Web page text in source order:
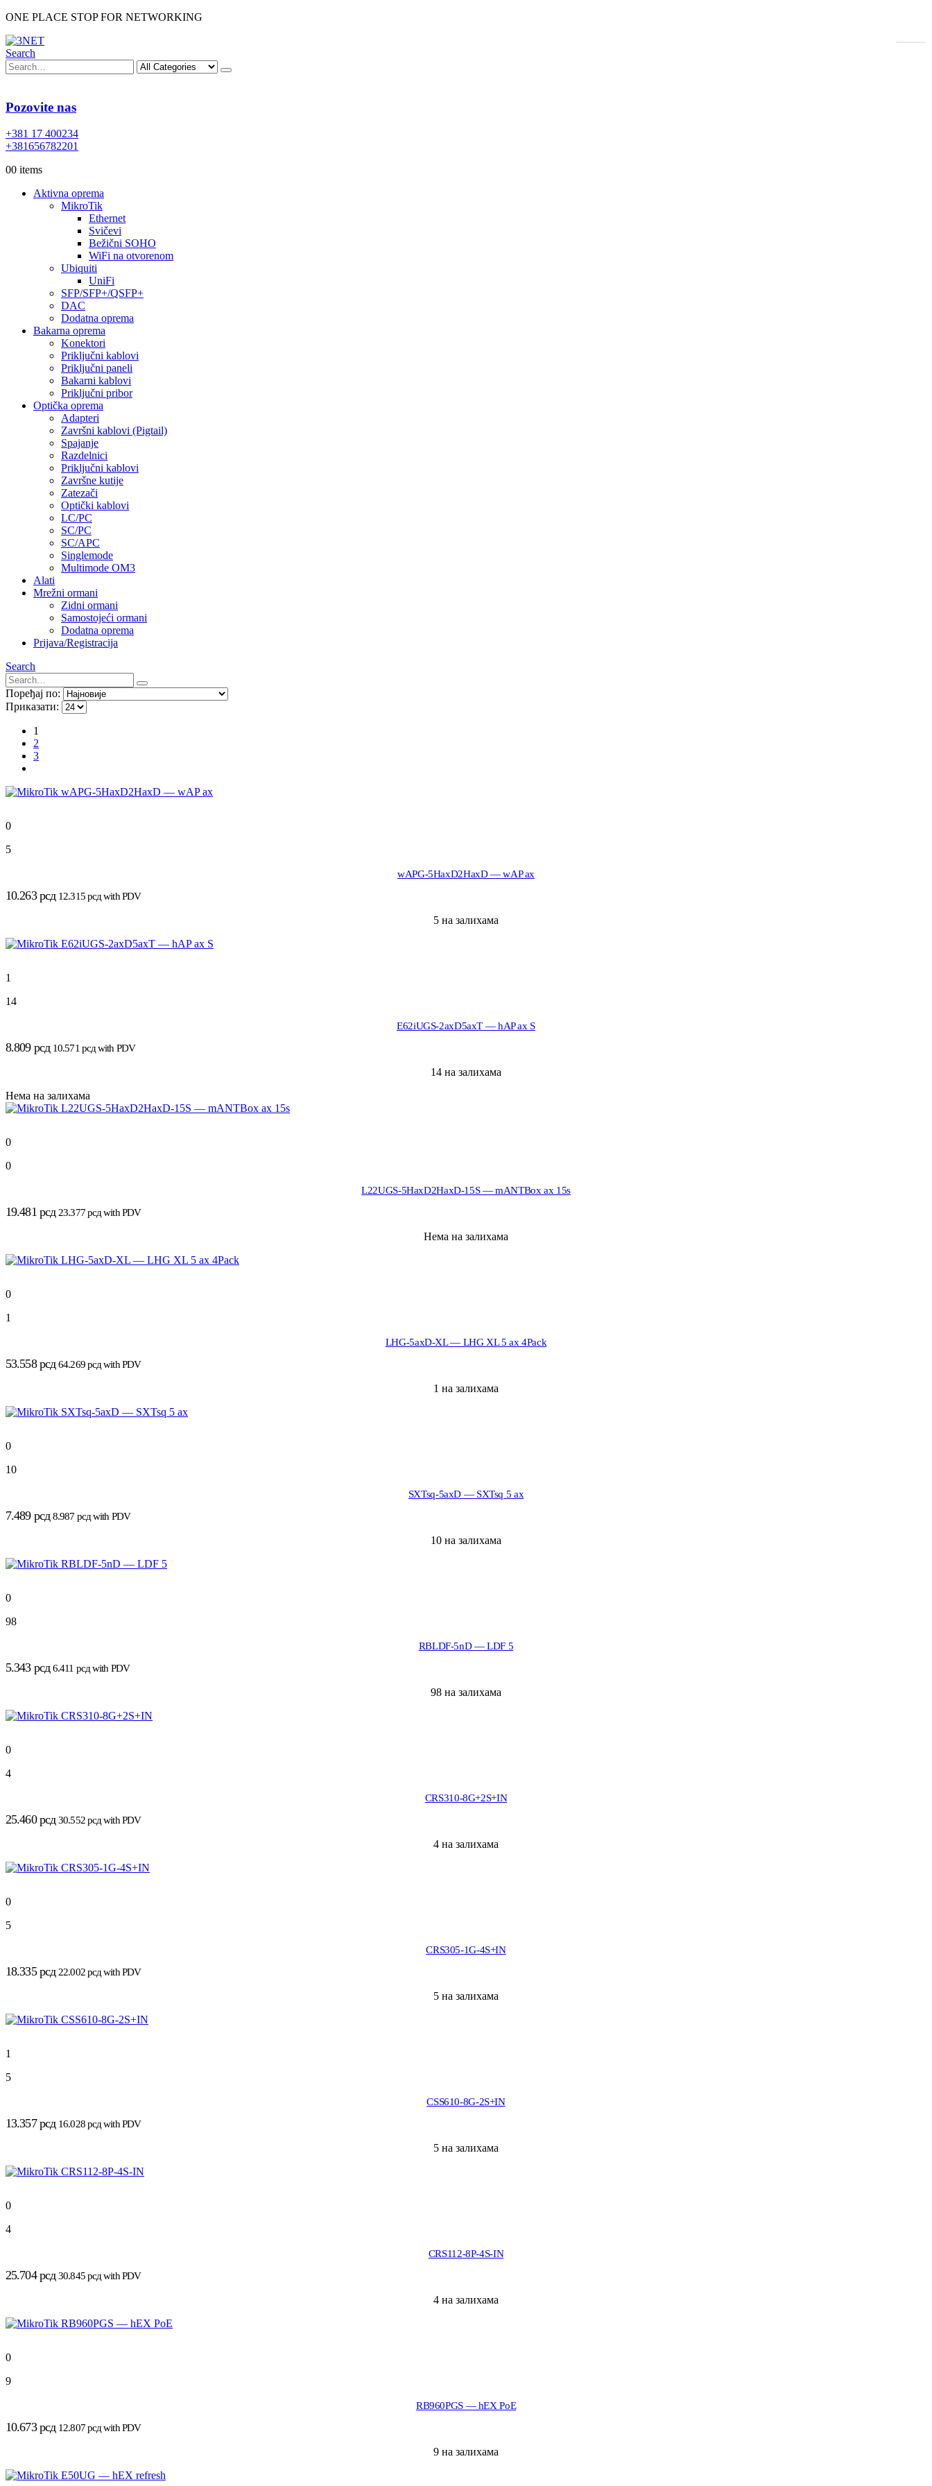
ONE PLACE STOP FOR NETWORKING
Search
Pozovite nas
+381 17 400234
+381656782201
00 items
Aktivna oprema
MikroTik
Ethernet
Svičevi
Bežični SOHO
WiFi na otvorenom
Ubiquiti
UniFi
SFP/SFP+/QSFP+
DAC
Dodatna oprema
Bakarna oprema
Konektori
Priključni kablovi
Priključni paneli
Bakarni kablovi
Priključni pribor
Optička oprema
Adapteri
Završni kablovi (Pigtail)
Spajanje
Razdelnici
Priključni kablovi
Završne kutije
Zatezači
Optički kablovi
LC/PC
SC/PC
SC/APC
Singlemode
Multimode OM3
Alati
Mrežni ormani
Zidni ormani
Samostojeći ormani
Dodatna oprema
Prijava/Registracija
Search
Поређај по:
Приказати:
1
2
3
0
5
wAPG-5HaxD2HaxD — wAP ax
10.263рсд 12.315рсдwith PDV
5 на залихама
1
14
E62iUGS-2axD5axT — hAP ax S
8.809 рсд 10.571рсдwith PDV
14 на залихама
Нема на залихама
0
0
L22UGS-5HaxD2HaxD-15S — mANTBox ax 15s
19.481 рсд 23.377рсдwith PDV
Нема на залихама
0
1
LHG-5axD-XL — LHG XL 5 ax 4Pack
53.558рсд 64.269рсдwith PDV
1 на залихама
0
10
SXTsq-5axD — SXTsq 5 ax
7.489 рсд 8.987 рсдwith PDV
10 на залихама
0
98
RBLDF-5nD — LDF 5
5.343 рсд 6.411 рсдwith PDV
98 на залихама
0
4
CRS310-8G+2S+IN
25.460рсд 30.552рсдwith PDV
4 на залихама
0
5
CRS305-1G-4S+IN
18.335рсд 22.002рсдwith PDV
5 на залихама
1
5
CSS610-8G-2S+IN
13.357рсд 16.028рсдwith PDV
5 на залихама
0
4
CRS112-8P-4S-IN
25.704рсд 30.845рсдwith PDV
4 на залихама
0
9
RB960PGS — hEX PoE
10.673рсд 12.807рсдwith PDV
9 на залихама